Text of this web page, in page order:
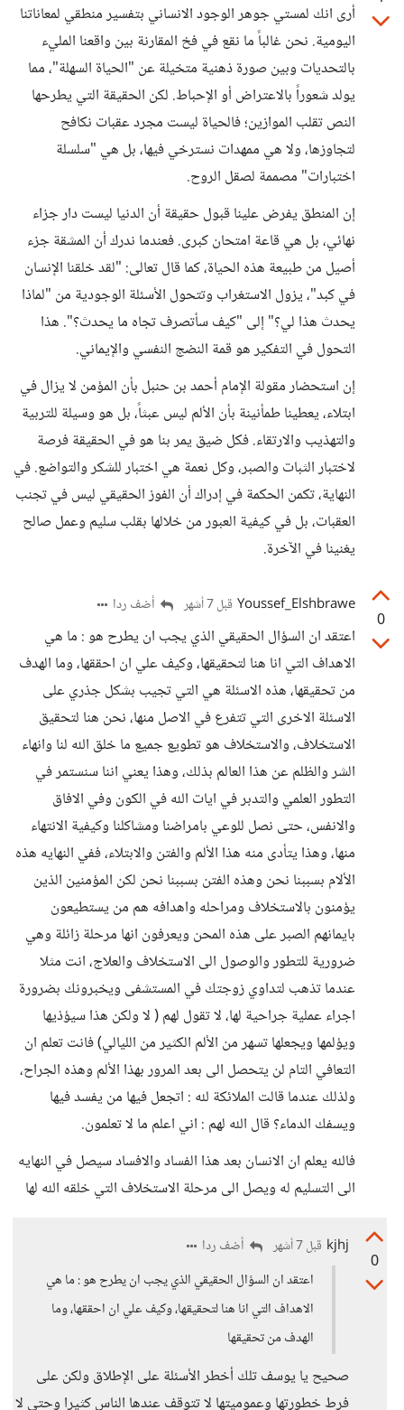
أرى انك لمستي جوهر الوجود الانساني بتفسير منطقي لمعاناتنا
اليومية. نحن غالباً ما نقع في فخ المقارنة بين واقعنا المليء
بالتحديات وبين صورة ذهنية متخيلة عن "الحياة السهلة"، مما
يولد شعوراً بالاعتراض أو الإحباط. لكن الحقيقة التي يطرحها
النص تقلب الموازين؛ فالحياة ليست مجرد عقبات نكافح
لتجاوزها، ولا هي ممهدات نسترخي فيها، بل هي "سلسلة
اختبارات" مصممة لصقل الروح.
إن المنطق يفرض علينا قبول حقيقة أن الدنيا ليست دار جزاء
نهائي، بل هي قاعة امتحان كبرى. فعندما ندرك أن المشقة جزء
أصيل من طبيعة هذه الحياة، كما قال تعالى: "لقد خلقنا الإنسان
في كبد"، يزول الاستغراب وتتحول الأسئلة الوجودية من "لماذا
يحدث هذا لي؟" إلى "كيف سأتصرف تجاه ما يحدث؟". هذا
التحول في التفكير هو قمة النضج النفسي والإيماني.
إن استحضار مقولة الإمام أحمد بن حنبل بأن المؤمن لا يزال في
ابتلاء، يعطينا طمأنينة بأن الألم ليس عبثاً، بل هو وسيلة للتربية
والتهذيب والارتقاء. فكل ضيق يمر بنا هو في الحقيقة فرصة
لاختبار الثبات والصبر، وكل نعمة هي اختبار للشكر والتواضع. في
النهاية، تكمن الحكمة في إدراك أن الفوز الحقيقي ليس في تجنب
العقبات، بل في كيفية العبور من خلالها بقلب سليم وعمل صالح
يغنينا في الآخرة.
0
Youssef_Elshbrawe قبل 7 أشهر أضف ردا
اعتقد ان السؤال الحقيقي الذي يجب ان يطرح هو : ما هي
الاهداف التي انا هنا لتحقيقها، وكيف علي ان احققها، وما الهدف
من تحقيقها، هذه الاسئلة هي التي تجيب بشكل جذري على
الاسئلة الاخرى التي تتفرع في الاصل منها، نحن هنا لتحقيق
الاستخلاف، والاستخلاف هو تطويع جميع ما خلق الله لنا وانهاء
الشر والظلم عن هذا العالم بذلك، وهذا يعني اننا سنستمر في
التطور العلمي والتدبر في ايات الله في الكون وفي الافاق
والانفس، حتى نصل للوعي بامراضنا ومشاكلنا وكيفية الانتهاء
منها، وهذا يتأدى منه هذا الألم والفتن والابتلاء، ففي النهايه هذه
الألام بسببنا نحن وهذه الفتن بسببنا نحن لكن المؤمنين الذين
يؤمنون بالاستخلاف ومراحله واهدافه هم من يستطيعون
بايمانهم الصبر على هذه المحن ويعرفون انها مرحلة زائلة وهي
ضرورية للتطور والوصول الى الاستخلاف والعلاج، انت مثلا
عندما تذهب لتداوي زوجتك في المستشفى ويخبرونك بضرورة
اجراء عملية جراحية لها، لا تقول لهم ( لا ولكن هذا سيؤذيها
ويؤلمها ويجعلها تسهر من الألم الكثير من الليالي) فانت تعلم ان
التعافي التام لن يتحصل الى بعد المرور بهذا الألم وهذه الجراح،
ولذلك عندما قالت الملائكة لله : اتجعل فيها من يفسد فيها
ويسفك الدماء؟ قال الله لهم : اني اعلم ما لا تعلمون.
فالله يعلم ان الانسان بعد هذا الفساد والافساد سيصل في النهايه
الى التسليم له ويصل الى مرحلة الاستخلاف التي خلقه الله لها
0
kjhj قبل 7 أشهر
أضف ردا
اعتقد ان السؤال الحقيقي الذي يجب ان يطرح هو : ما هي
الاهداف التي انا هنا لتحقيقها، وكيف علي ان احققها، وما
الهدف من تحقيقها
صحيح يا يوسف تلك أخطر الأسئلة على الإطلاق ولكن على
فرط خطورتها وعموميتها لا تتوقف عندها الناس كثيرا وحتى لا